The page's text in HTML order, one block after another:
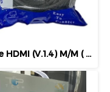
Cable HDMI (V.1.4) M/M ( 3M, 5M, 10M, 15M, 20M ) TOP TECH TP88 สายถัก Cable HDMI สายส่งสัญญาณ